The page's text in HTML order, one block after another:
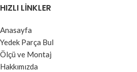
HIZLI LINKLER
Anasayfa
Yedek Parça Bul
Ölçü ve Montaj
Hakkımızda